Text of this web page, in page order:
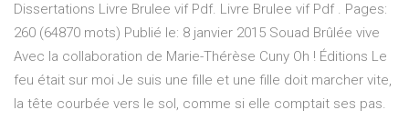
Dissertations Livre Brulee vif Pdf. Livre Brulee vif Pdf . Pages:
260 (64870 mots) Publié le: 8 janvier 2015 Souad Brûlée vive
Avec la collaboration de Marie-Thérèse Cuny Oh ! Éditions Le
feu était sur moi Je suis une fille et une fille doit marcher vite,
la tête courbée vers le sol, comme si elle comptait ses pas.